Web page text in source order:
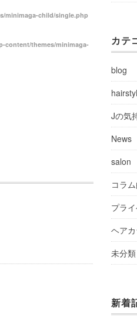
minimaga-child/single.php
content/themes/minimaga-
カテ
blog
Jの気
News
salon
コラ
プラ
ヘア
未分類
新着